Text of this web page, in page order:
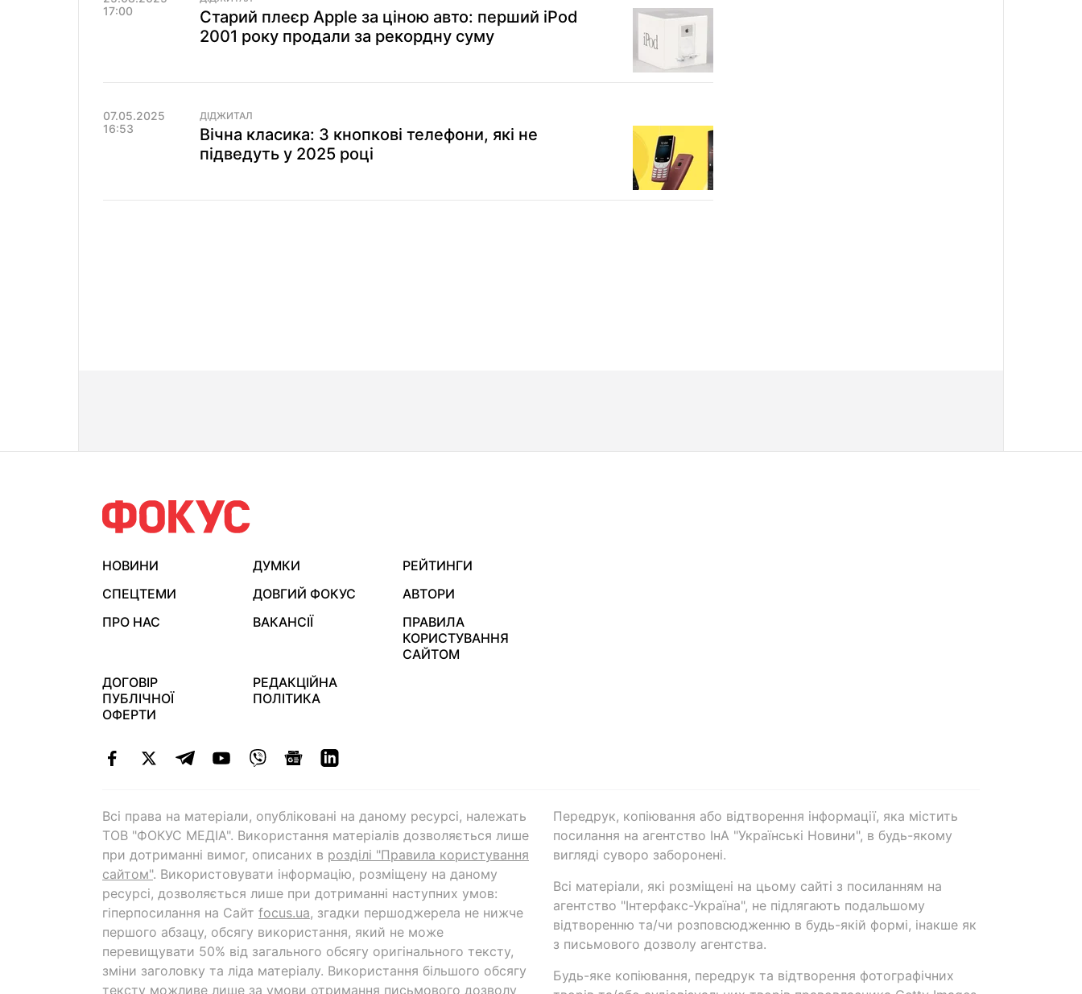
17:00
Старий плеєр Apple за ціною авто: перший iPod
2001 року продали за рекордну суму
07.05.2025
16:53
ДІДЖИТАЛ
Вічна класика: 3 кнопкові телефони, які не
підведуть у 2025 році
НОВИНИ ДУМКИ
РЕЙТИНГИ
СПЕЦТЕМИ
ДОВГИЙ ФОКУС
АВТОРИ
ПРО НАС
ВАКАНСІЇ
ПРАВИЛА
КОРИСТУВАННЯ
САЙТОМ
ДОГОВІР
ПУБЛІЧНОЇ
ОФЕРТИ
РЕДАКЦІЙНА
ПОЛІТИКА
Всі права на матеріали, опубліковані на даному ресурсі, належать
ТОВ "ФОКУС МЕДІА". Використання матеріалів дозволяється лише
при дотриманні вимог, описаних в розділі "Правила користування
сайтом". Використовувати інформацію, розміщену на даному
ресурсі, дозволяється лише при дотриманні наступних умов:
гіперпосилання на Cайт focus.ua, згадки першоджерела не нижче
першого абзацу, обсягу використання, який не може
перевищувати 50% від загального обсягу оригінального тексту,
зміни заголовку та ліда матеріалу. Використання більшого обсягу
тексту можливе лише за умови отримання письмового дозволу
Передрук, копіювання або відтворення інформації, яка містить
посилання на агентство ІнА "Українські Новини", в будь-якому
вигляді суворо заборонені.
Всі матеріали, які розміщені на цьому сайті з посиланням на
агентство "Інтерфакс-Україна", не підлягають подальшому
відтворенню та/чи розповсюдженню в будь-якій формі, інакше як
з письмового дозволу агентства.
Будь-яке копіювання, передрук та відтворення фотографічних